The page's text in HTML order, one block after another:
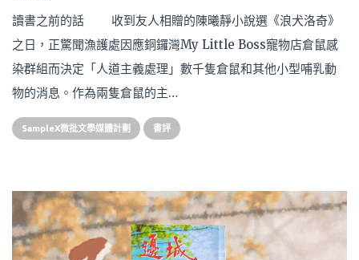
讀書之前的話 收到友人相贈的陳曦靜小說選《浪犬洛奇》
之日，正驚聞漁護處因應銅鑼灣My Little Boss寵物店倉鼠感
染群組而決定「人道主義處理」數千隻倉鼠和其他小型哺乳動
物的消息。作為兩隻倉鼠的主…
SampleX微批文學媒體計劃 書評